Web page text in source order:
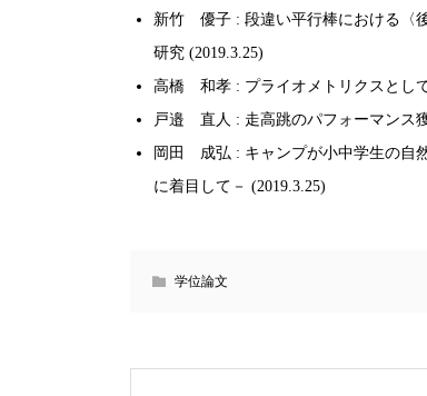
新竹 優子 : 段違い平行棒における〈
研究 (2019.3.25)
高橋 和孝 : プライオメトリクスとし
戸邉 直人 : 走高跳のパフォーマンス
岡田 成弘 : キャンプが小中学生の自
に着目して－ (2019.3.25)
学位論文